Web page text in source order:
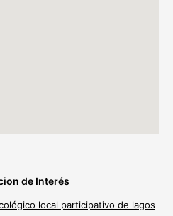
de Interés
local participativo de lagos